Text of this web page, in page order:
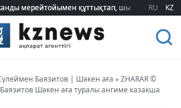
мерейтойымен құттықтап, шығармашылық
мерейтойымен құттықтап, шығармашылық
RU KZ
Баязитов | Шәкен аға » ZHARAR ©
Шәкен аға туралы ангиме казакша